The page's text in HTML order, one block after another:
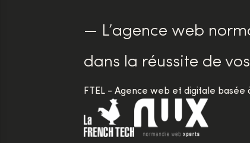
— L’agence web
dans la réussite de
FTEL - Agence web et digitale basée